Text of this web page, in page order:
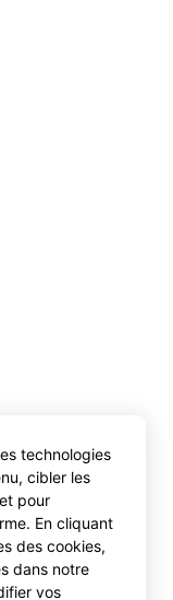
technologies
cibler les
pour
En cliquant
des cookies,
dans notre
vos